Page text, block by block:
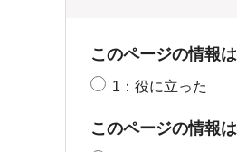
このページの情報
1：役に立った
このページの情報